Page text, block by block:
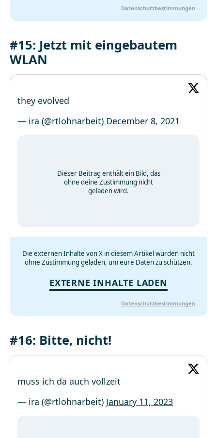
Datenschutzbestimmungen
#15: Jetzt mit eingebautem
WLAN
they evolved
— ira (@rtlohnarbeit) December 8, 2021
Dieser Beitrag enthält ein Bild, das
ohne deine Zustimmung nicht
geladen wird.
Die externen Inhalte von X in diesem Artikel wurden nicht
ohne Zustimmung geladen, um eure Daten zu schützen.
EXTERNE INHALTE LADEN
Datenschutzbestimmungen
#16: Bitte, nicht!
muss ich da auch vollzeit
— ira (@rtlohnarbeit) January 11, 2023